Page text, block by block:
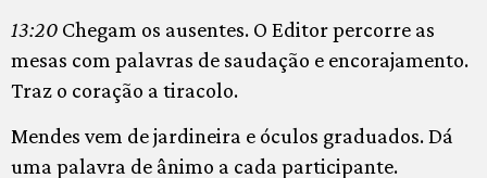
13:20 Chegam os ausentes. O Editor percorre as
mesas com palavras de saudação e encorajamento.
Traz o coração a tiracolo.
Mendes vem de jardineira e óculos graduados. Dá
uma palavra de ânimo a cada participante.